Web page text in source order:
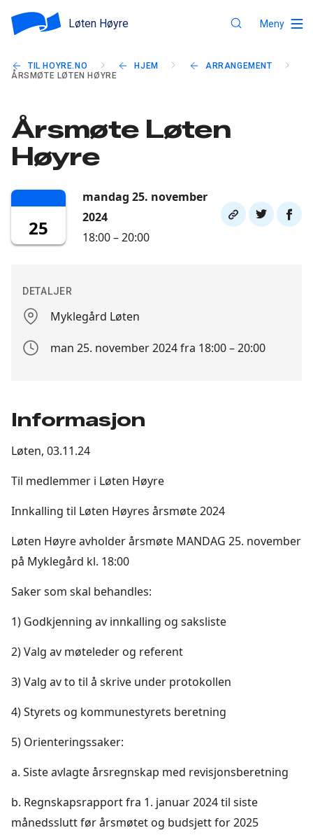
Løten Høyre Meny
TIL HOYRE.NO HJEM
ARRANGEMENT
ÅRSMØTE LØTEN HØYRE
Årsmøte Løten
Høyre
25
mandag 25. november
2024
18:00 – 20:00
Del
link
Del
på
Del
på
DETALJER
StedetMyklegård Løten
Arrangement
man 25. november 2024 fra 18:00 – 20:00
Informasjon
Løten, 03.11.24
Til medlemmer i Løten Høyre
Innkalling til Løten Høyres årsmøte 2024
Løten Høyre avholder årsmøte MANDAG 25. november
på Myklegård kl. 18:00
Saker som skal behandles:
1) Godkjenning av innkalling og saksliste
2) Valg av møteleder og referent
3) Valg av to til å skrive under protokollen
4) Styrets og kommunestyrets beretning
5) Orienteringssaker:
a. Siste avlagte årsregnskap med revisjonsberetning
b. Regnskapsrapport fra 1. januar 2024 til siste
månedsslutt før årsmøtet og budsjett for 2025